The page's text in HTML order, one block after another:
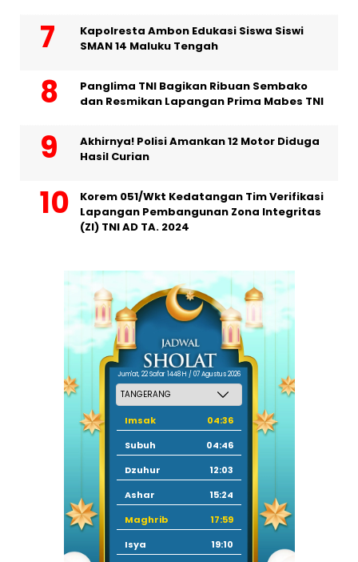
Kapolresta Ambon Edukasi Siswa Siswi
SMAN 14 Maluku Tengah
Panglima TNI Bagikan Ribuan Sembako
dan Resmikan Lapangan Prima Mabes TNI
Akhirnya! Polisi Amankan 12 Motor Diduga
Hasil Curian
Korem 051/Wkt Kedatangan Tim Verifikasi
Lapangan Pembangunan Zona Integritas
(ZI) TNI AD TA. 2024
Jum'at, 22 Safar 1448 H / 07 Agustus 2026
Imsak
04:36
Subuh
04:46
Dzuhur
12:03
Ashar
15:24
Maghrib
17:59
Isya
19:10